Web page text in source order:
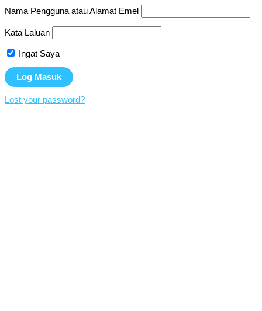
Nama Pengguna atau Alamat Emel
Kata Laluan
Ingat Saya
Lost your password?